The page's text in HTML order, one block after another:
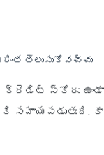
తెలుసుకోవచ్చు
క్రెడిట్ స్కోరు